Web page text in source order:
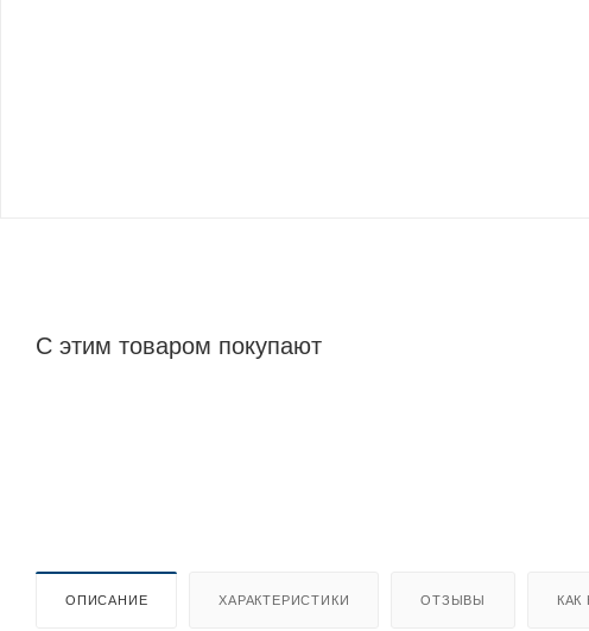
С этим товаром покупают
ОПИСАНИЕ ХАРАКТЕРИСТИКИ ОТЗЫВЫ КАК